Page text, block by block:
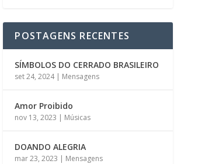
POSTAGENS RECENTES
SÍMBOLOS DO CERRADO BRASILEIRO
set 24, 2024| Mensagens
Amor Proibido
nov 13, 2023 | Músicas
DOANDO ALEGRIA
mar 23, 2023 | Mensagens